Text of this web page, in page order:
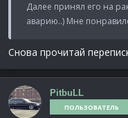
Далее принял его на
аварию..) Мне
Снова прочитай
PitbuLL
ПОЛЬЗОВАТЕЛЬ